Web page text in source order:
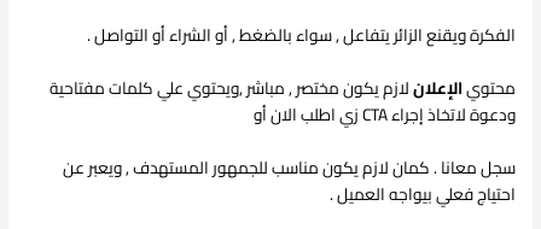
الفكرة ويقنع الزائر يتفاعل , سواء بالضغط , أو الشراء أو التواصل .
محتويالإعلانلازم يكون مختصر , مباشر ,ويحتوي علي كلمات مفتاحية
ودعوة لاتخاذ إجراء CTA زي اطلب الان أو
سجل معانا . كمان لازم يكون مناسب للجمهور المستهدف , ويعبر عن
احتياج فعلي بيواجه العميل .